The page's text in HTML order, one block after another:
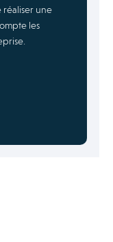
réaliser une
les